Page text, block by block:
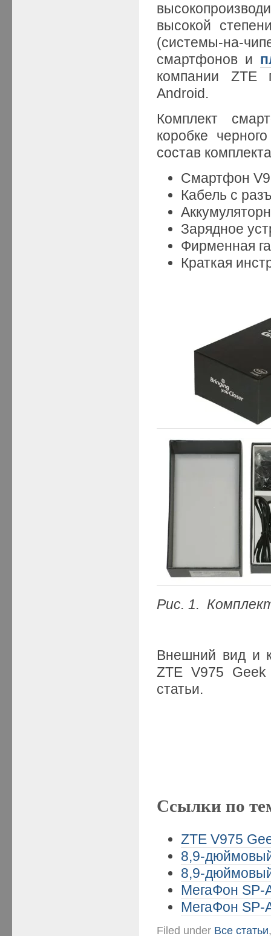
высокой
(системы-на-
смартфонов и
компании ZTE
Android.
Комплект
коробке
состав
Смартфон
Кабель с
Зарядное
Фирменная
Краткая
Рис. 1.
Внешний вид и
ZTE V975
статьи.
Ссылки по
ZTE V975
8,9-
8,9-
МегаФон SP-
МегаФон SP-
Filed under Все статьи